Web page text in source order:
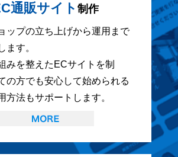
通販サイト 制作
ップの立ち上げから運用まで
ます。
みを整えたECサイトを制
の方でも安心して始められる
方法もサポートします。